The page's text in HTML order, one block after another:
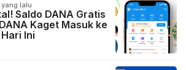
yang lalu
Saldo DANA Gratis
Kaget Masuk ke
Ini